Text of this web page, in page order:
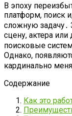
В эпоху
платформ, поиск
сложную задачу․
сцену, актера
поисковые
Однако,
кардинально
Содержание
Как это